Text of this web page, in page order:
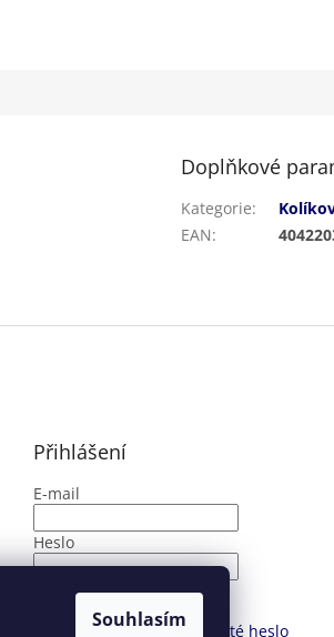
Souhlasím
Doplňkové
Kategorie:
EAN:
Přihlášení
E-mail
Heslo
PŘIHLÁSIT SE
Nová registraceZapomenuté heslo